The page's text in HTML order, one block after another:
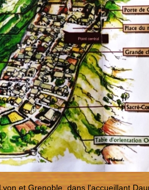
et Grenoble, dans l'accueillant